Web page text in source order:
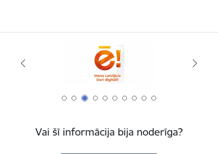
Vai šī informācija bija noderīga?